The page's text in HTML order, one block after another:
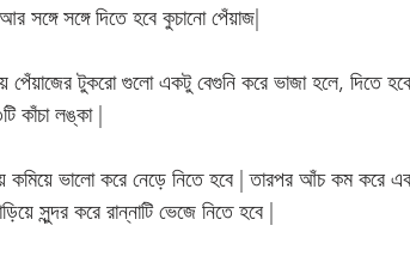
সঙ্গে দিতে হবে কুচানো পেঁয়াজ|
পেঁয়াজের টুকরো গুলো একটু বেগুনি করে ভাজা হলে, দিতে
কাঁচা লঙ্কা |
কমিয়ে ভালো করে নেড়ে নিতে হবে | তারপর আঁচ কম করে
সুন্দর করে রান্নাটি ভেজে নিতে হবে |